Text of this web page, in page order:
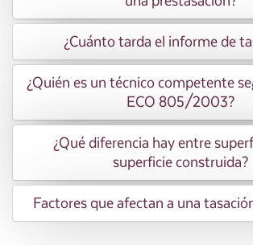
¿Cuánto tarda el informe de
¿Quién es un técnico competente
ECO 805/2003?
¿Qué diferencia hay entre
superficie construida?
Factores que afectan a una